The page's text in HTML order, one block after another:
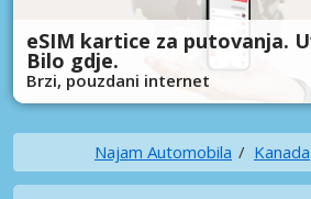
eSIM kartice za putovanja.
Bilo gdje.
Brzi, pouzdani internet
Najam Automobila Kanada